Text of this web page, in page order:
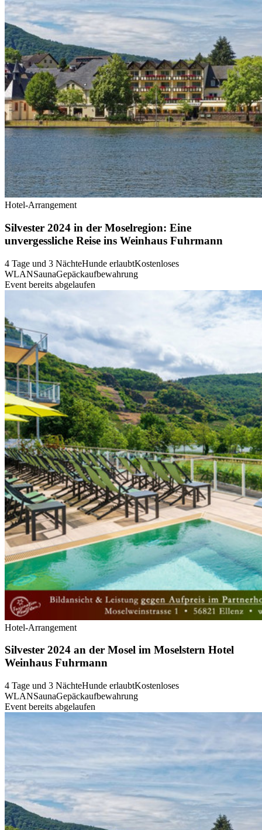
Hotel-Arrangement
Silvester 2024 in der Moselregion: Eine
unvergessliche Reise ins Weinhaus Fuhrmann
4 Tage und 3 NächteHunde erlaubtKostenloses
WLANSaunaGepäckaufbewahrung
Event bereits abgelaufen
Hotel-Arrangement
Silvester 2024 an der Mosel im Moselstern Hotel
Weinhaus Fuhrmann
4 Tage und 3 NächteHunde erlaubtKostenloses
WLANSaunaGepäckaufbewahrung
Event bereits abgelaufen